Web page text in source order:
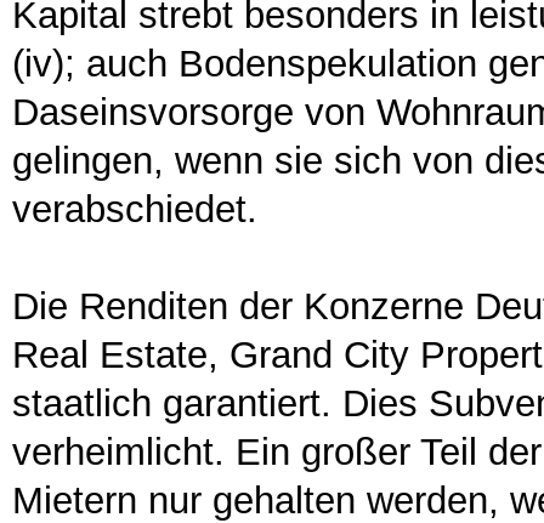
Kapital strebt besonders in
(iv); auch Bodenspekulation
Daseinsvorsorge von
gelingen, wenn sie sich von
verabschiedet.
Die Renditen der Konzerne
Real Estate, Grand City
staatlich garantiert. Dies
verheimlicht. Ein großer Teil
Mietern nur gehalten werden,